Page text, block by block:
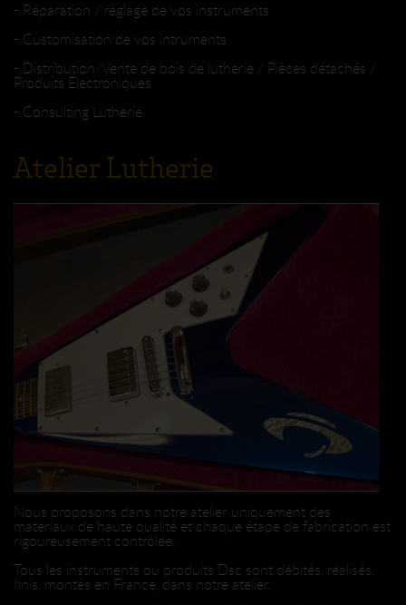
- Réparation / réglage de vos instruments
- Customisation de vos intruments
- Distribution/Vente de bois de lutherie / Pièces détachés /
Produits Electroniques
- Consulting Lutherie
Atelier Lutherie
Nous proposons dans notre atelier uniquement des
matériaux de haute qualité et chaque étape de fabrication est
rigoureusement contrôlée.
Tous les instruments ou produits Dsc sont débités, réalisés,
finis, montés en France, dans notre atelier.